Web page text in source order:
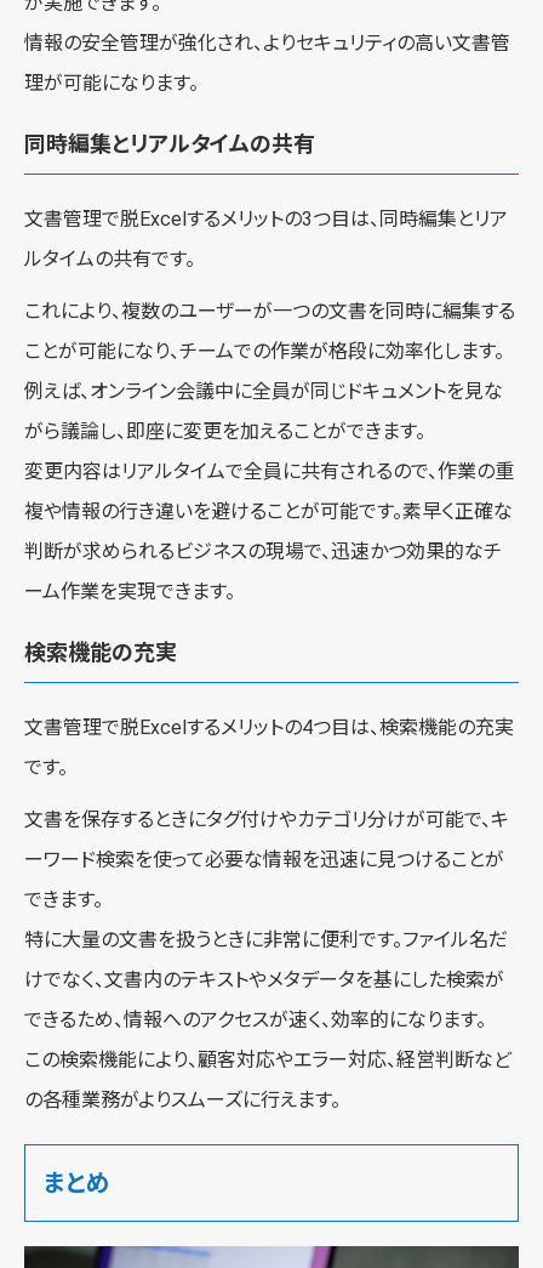
情報の安全管理が強化され、よりセキュリティの高い文書管
理が可能になります。
同時編集とリアルタイムの共有
文書管理で脱Excelするメリットの3つ目は、同時編集とリア
ルタイムの共有です。
これにより、複数のユーザーが一つの文書を同時に編集する
ことが可能になり、チームでの作業が格段に効率化します。
例えば、オンライン会議中に全員が同じドキュメントを見な
がら議論し、即座に変更を加えることができます。
変更内容はリアルタイムで全員に共有されるので、作業の重
複や情報の行き違いを避けることが可能です。素早く正確な
判断が求められるビジネスの現場で、迅速かつ効果的なチ
ーム作業を実現できます。
検索機能の充実
文書管理で脱Excelするメリットの4つ目は、検索機能の充実
です。
文書を保存するときにタグ付けやカテゴリ分けが可能で、キ
ーワード検索を使って必要な情報を迅速に見つけることが
できます。
特に大量の文書を扱うときに非常に便利です。ファイル名だ
けでなく、文書内のテキストやメタデータを基にした検索が
できるため、情報へのアクセスが速く、効率的になります。
この検索機能により、顧客対応やエラー対応、経営判断など
の各種業務がよりスムーズに行えます。
まとめ